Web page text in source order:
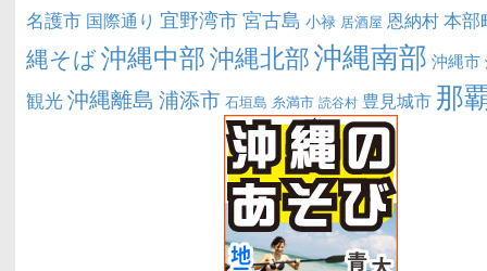
名護市 国際通り 宜野湾市宮古島 小禄 居酒屋 恩納村本部
縄そば沖縄中部沖縄北部沖縄南部 沖縄市
観光沖縄離島 浦添市 石垣島 糸満市 読谷村 豊見城市 那